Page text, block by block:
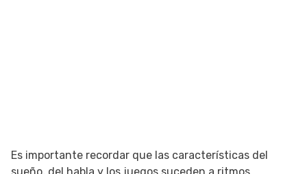
Es importante recordar que las características del